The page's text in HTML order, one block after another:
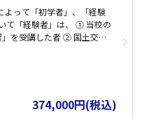
よって「初学者」、「経験
験者」は、 ① 当校の
を受講した者 ② 国土交通
者に限る とし、各講習に
出を願います。 ※民間資格
パーパイロットの方は、
あります。374,000円(税込)